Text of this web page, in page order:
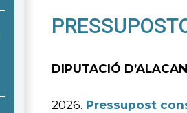
DIPUTACIÓ
2026. Pressupost